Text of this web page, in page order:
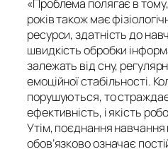
«Проблема полягає в
років також має
ресурси, здатність до
швидкість обробки
залежать від сну,
емоційної стабільності.
порушуються, то
ефективність, і якість
Утім, поєднання навчання
обов’язково означає